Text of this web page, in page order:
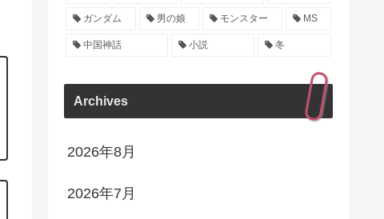
ガンダム 男の娘 モンスター MS
中国神話 小説 冬
Archives
2026年8月
2026年7月